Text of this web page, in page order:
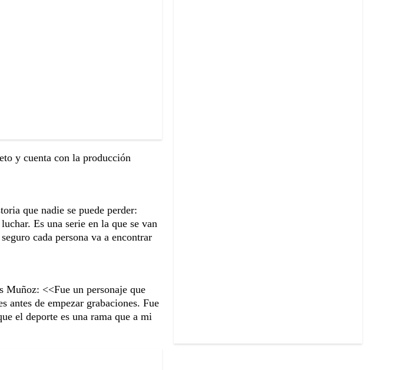
y cuenta con la producción
que nadie se puede perder:
Es una serie en la que se van
cada persona va a encontrar
Muñoz: <<Fue un personaje que
antes de empezar grabaciones. Fue
el deporte es una rama que a mi